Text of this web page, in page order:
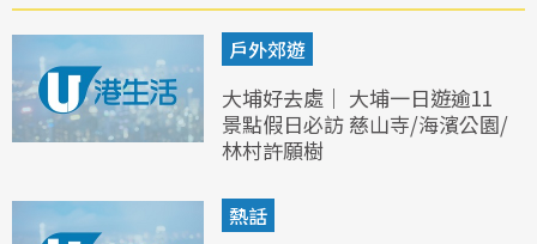
戶外郊遊
大埔好去處｜ 大埔一日遊逾11
景點假日必訪 慈山寺/海濱公園/
林村許願樹
熱話